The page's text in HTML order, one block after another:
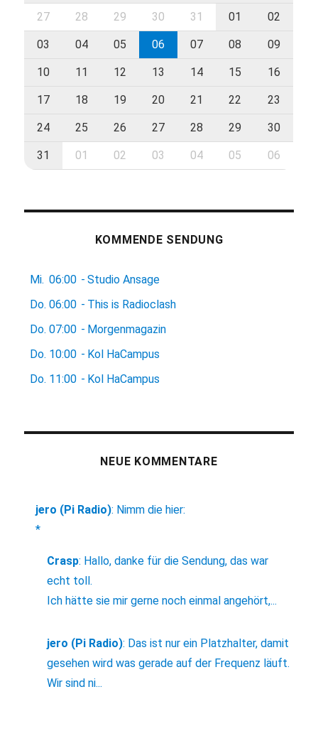
27 28 29 30 31 01 02
03 04 05 06 07 08 09
10 11 12 13 14 15 16
17 18 19 20 21 22 23
24 25 26 27 28 29 30
31 01 02 03 04 05 06
KOMMENDE SENDUNG
Mi. 06:00 - Studio Ansage
Do. 06:00 - This is Radioclash
Do. 07:00 - Morgenmagazin
Do. 10:00 - Kol HaCampus
Do. 11:00 - Kol HaCampus
NEUE KOMMENTARE
jero (Pi Radio): Nimm die hier:
*
Crasp: Hallo, danke für die Sendung, das war
echt toll.
Ich hätte sie mir gerne noch einmal angehört,...
jero (Pi Radio): Das ist nur ein Platzhalter, damit
gesehen wird was gerade auf der Frequenz läuft.
Wir sind ni...